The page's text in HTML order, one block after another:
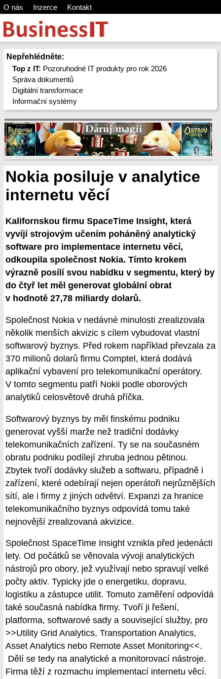
O nás Inzerce Kontakt
Nepřehlédněte:
Top z IT: Pozoruhodné IT produkty pro rok 2026
Správa dokumentů
Digitální transformace
Informační systémy
Nokia posiluje v analytice
internetu věcí
Kalifornskou firmu SpaceTime Insight, která
vyvíjí strojovým učením poháněný analytický
software pro implementace internetu věcí,
odkoupila společnost Nokia. Tímto krokem
výrazně posílí svou nabídku v segmentu, který by
do čtyř let měl generovat globální obrat
v hodnotě 27,78 miliardy dolarů.
Společnost Nokia v nedávné minulosti zrealizovala
několik menších akvizic s cílem vybudovat vlastní
softwarový byznys. Před rokem například převzala za
370 milionů dolarů firmu Comptel, která dodává
aplikační vybavení pro telekomunikační operátory.
V tomto segmentu patří Nokii podle oborových
analytiků celosvětově druhá příčka.
Softwarový byznys by měl finskému podniku
generovat vyšší marže než tradiční dodávky
telekomunikačních zařízení. Ty se na současném
obratu podniku podílejí zhruba jednou pětinou.
Zbytek tvoří dodávky služeb a softwaru, případně i
zařízení, které odebírají nejen operátoři nejrůznějších
sítí, ale i firmy z jiných odvětví. Expanzi za hranice
telekomunikačního byznys odpovídá tomu také
nejnovější zrealizovaná akvizice.
Společnost SpaceTime Insight vznikla před jedenácti
lety. Od počátků se věnovala vývoji analytických
nástrojů pro obory, jež využívají nebo spravují velké
počty aktiv. Typicky jde o energetiku, dopravu,
logistiku a zástupce utilit. Tomuto zaměření odpovídá
také současná nabídka firmy. Tvoří ji řešení,
platforma, softwarové sady a související služby, pro
>>Utility Grid Analytics, Transportation Analytics,
Asset Analytics nebo Remote Asset Monitoring<<.
Dělí se tedy na analytické a monitorovací nástroje.
Firma těží z rozmachu implementací internetu věcí.